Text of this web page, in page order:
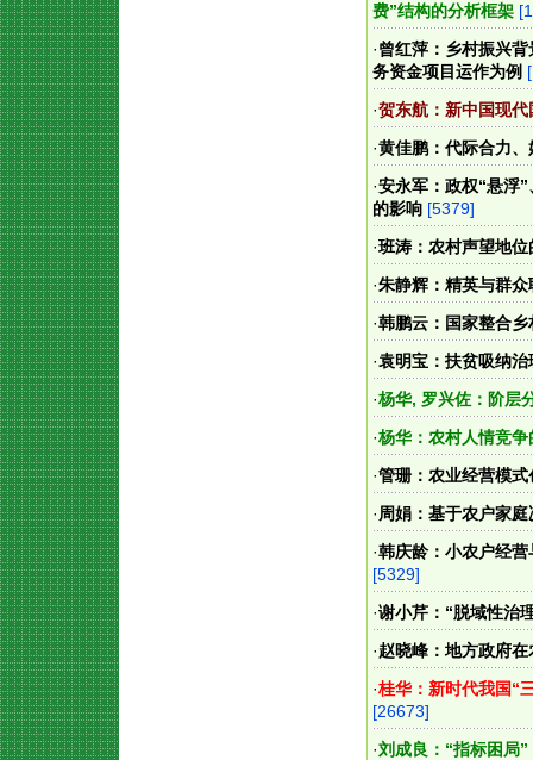
费”结构的分析框架
·曾红萍：乡村振兴
务资金项目运作为例
·贺东航：新中国现
·黄佳鹏：代际合力
·安永军：政权“悬浮
的影响 [5379]
·班涛：农村声望地
·朱静辉：精英与群
·韩鹏云：国家整合
·袁明宝：扶贫吸纳
·杨华, 罗兴佐：阶层
·杨华：农村人情竞
·管珊：农业经营模
·周娟：基于农户家
·韩庆龄：小农户经
[5329]
·谢小芹：“脱域性治
·赵晓峰：地方政府
·桂华：新时代我国“
[26673]
·刘成良：“指标困局